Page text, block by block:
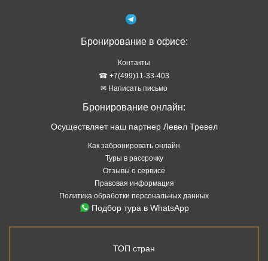
Бронирование в офисе:
Контакты
☎ +7(499)11-33-403
✉ Написать письмо
Бронирование онлайн:
Осуществляет наш партнер Левел Тревел
Как забронировать онлайн
Туры в рассрочку
Отзывы о сервисе
Правовая информация
Политика обработки персональных данных
Подбор тура в WhatsApp
ТОП стран